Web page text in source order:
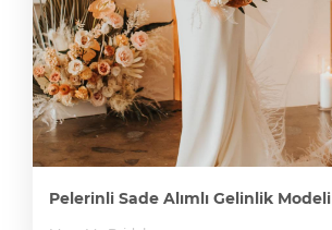
Pelerinli Sade Alımlı Gelinlik Modeli